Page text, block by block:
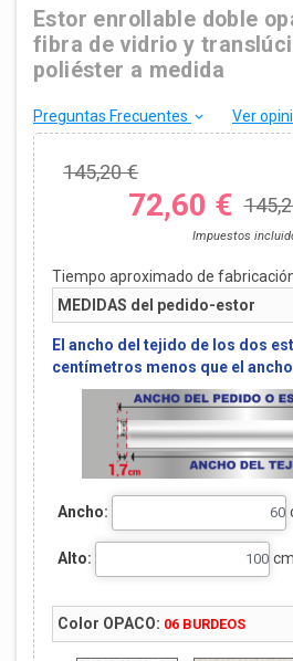
Estor enrollable doble
fibra de vidrio y
poliéster a medida
Preguntas Frecuentes keyboard_arrow_down Ver
145,20 €
72,60 €
Impuestos
Tiempo aproximado de
MEDIDAS del pedido-estor
El ancho del tejido de los dos
centímetros menos que el
Ancho:
Alto: cm
Color OPACO: 06 BURDEOS